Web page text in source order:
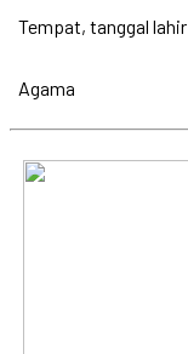
Tempat, tanggal lahir
Agama